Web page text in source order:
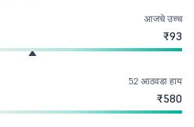
आजचे उच्च
₹93
52 आठवडा हाय
₹580